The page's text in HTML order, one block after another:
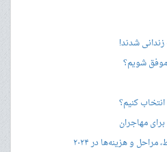
شدند!
شویم؟
کنیم؟
مهاجران
و هزینه‌ها در ۲۰۲۴